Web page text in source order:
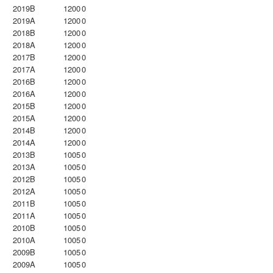
2019B
12000
2019A
12000
2018B
12000
2018A
12000
2017B
12000
2017A
12000
2016B
12000
2016A
12000
2015B
12000
2015A
12000
2014B
12000
2014A
12000
2013B
10050
2013A
10050
2012B
10050
2012A
10050
2011B
10050
2011A
10050
2010B
10050
2010A
10050
2009B
10050
2009A
10050